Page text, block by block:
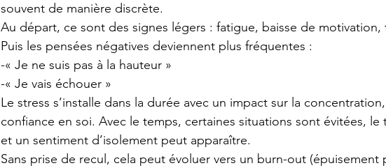
souvent de manière discrète.
Au départ, ce sont des signes légers : fatigue, baisse de
Puis les pensées négatives deviennent plus fréquentes :
-« Je ne suis pas à la hauteur »
-« Je vais échouer »
Le stress s’installe dans la durée avec un impact sur la
confiance en soi. Avec le temps, certaines situations sont évitées, le
et un sentiment d’isolement peut apparaître.
Sans prise de recul, cela peut évoluer vers un burn-out (épuisement